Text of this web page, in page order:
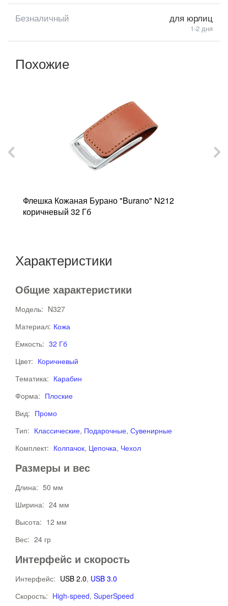
Безналичный для юрлиц
1-2 дня
Похожие
Флешка Кожаная Бурано "Burano" N212
коричневый 32 Гб
Характеристики
Общие характеристики
Модель: N327
Материал: Кожа
Емкость: 32 Гб
Цвет: Коричневый
Тематика: Карабин
Форма: Плоские
Вид: Промо
Тип: Классические, Подарочные, Сувенирные
Комплект: Колпачок, Цепочка, Чехол
Размеры и вес
Длина: 50 мм
Ширина: 24 мм
Высота: 12 мм
Вес: 24 гр
Интерфейс и скорость
Интерфейс: USB 2.0, USB 3.0
Скорость: High-speed, SuperSpeed